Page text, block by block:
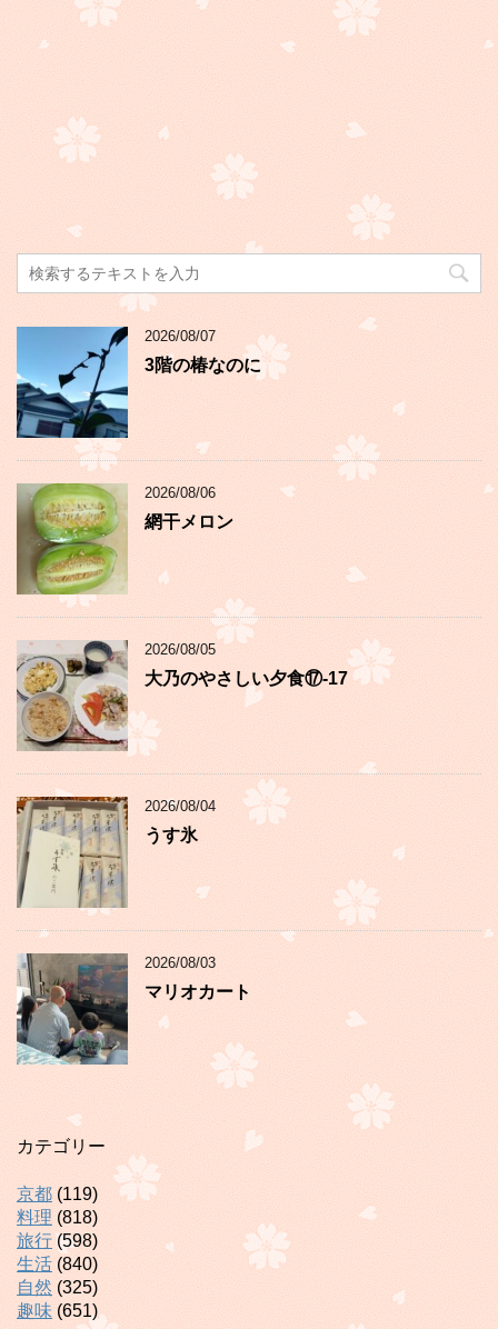
2026/08/07
3階の椿なのに
2026/08/06
網干メロン
2026/08/05
大乃のやさしい夕食⑰-17
2026/08/04
うす氷
2026/08/03
マリオカート
カテゴリー
京都 (119)
料理 (818)
旅行(598)
生活 (840)
自然 (325)
趣味 (651)